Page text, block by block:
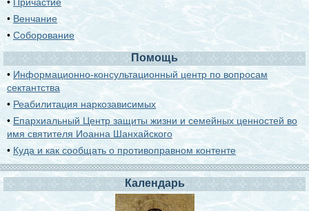
• Венчание
•Соборование
Помощь
• Информационно-консультационный центр по вопросам
сектантства
• Реабилитация наркозависимых
• Епархиальный Центр защиты жизни и семейных ценностей во
имя святителя Иоанна Шанхайского
• Куда и как сообщать о противоправном контенте
Календарь